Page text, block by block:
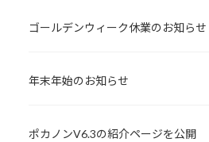
ゴールデンウィーク休業のお知らせ
年末年始のお知らせ
ポカノンV6.3の紹介ページを公開